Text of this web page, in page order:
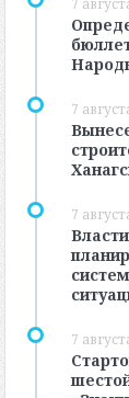
7
7
7